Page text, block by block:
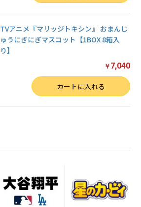
TVアニメ『マリッジトキシン』 おまんじ
ゅうにぎにぎマスコット【1BOX 8箱入
り】
￥ 7,040
カートに入れる